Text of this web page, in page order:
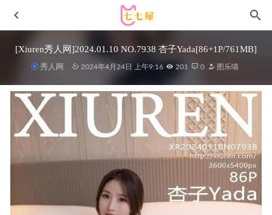
[Xiuren秀人网]2024.01.10 NO.7938 杏子Yada[86+1P/761MB]
秀人网 2024年4月24日 上午9:16 201 0 图乐喵
洛璃LoLiSAMA – NO.39 魔女莉莉丝 [74P-917MB] 2023-04-
ROSI写真 – 2015.07.25 NO.1325[39+1P11M] 2022-11-07